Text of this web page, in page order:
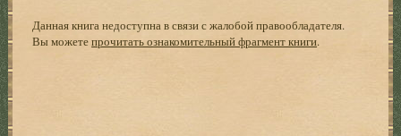
Данная книга недоступна в связи с жалобой правообладателя.
Вы можетепрочитать ознакомительный фрагмент книги.